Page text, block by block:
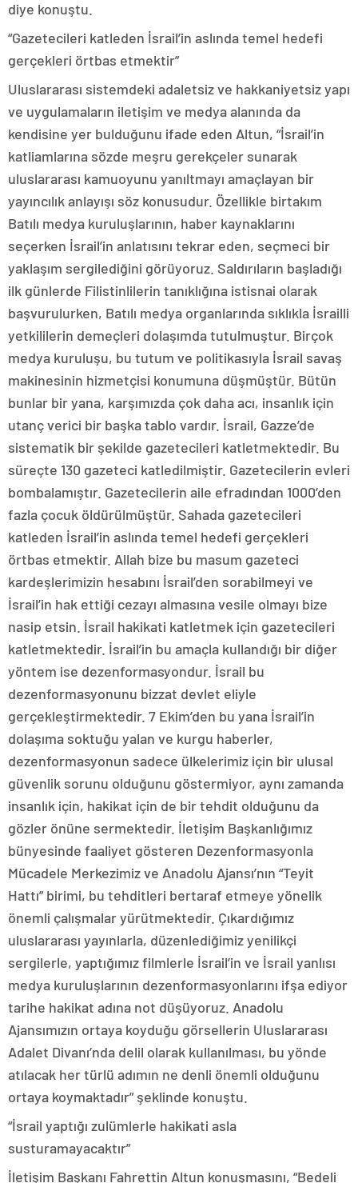
diye konuştu.
“Gazetecileri katleden İsrail’in aslında temel hedefi
gerçekleri örtbas etmektir”
Uluslararası sistemdeki adaletsiz ve hakkaniyetsiz yapı
ve uygulamaların iletişim ve medya alanında da
kendisine yer bulduğunu ifade eden Altun, “İsrail’in
katliamlarına sözde meşru gerekçeler sunarak
uluslararası kamuoyunu yanıltmayı amaçlayan bir
yayıncılık anlayışı söz konusudur. Özellikle birtakım
Batılı medya kuruluşlarının, haber kaynaklarını
seçerken İsrail’in anlatısını tekrar eden, seçmeci bir
yaklaşım sergilediğini görüyoruz. Saldırıların başladığı
ilk günlerde Filistinlilerin tanıklığına istisnai olarak
başvurulurken, Batılı medya organlarında sıklıkla İsrailli
yetkililerin demeçleri dolaşımda tutulmuştur. Birçok
medya kuruluşu, bu tutum ve politikasıyla İsrail savaş
makinesinin hizmetçisi konumuna düşmüştür. Bütün
bunlar bir yana, karşımızda çok daha acı, insanlık için
utanç verici bir başka tablo vardır. İsrail, Gazze’de
sistematik bir şekilde gazetecileri katletmektedir. Bu
süreçte 130 gazeteci katledilmiştir. Gazetecilerin evleri
bombalamıştır. Gazetecilerin aile efradından 1000’den
fazla çocuk öldürülmüştür. Sahada gazetecileri
katleden İsrail’in aslında temel hedefi gerçekleri
örtbas etmektir. Allah bize bu masum gazeteci
kardeşlerimizin hesabını İsrail’den sorabilmeyi ve
İsrail’in hak ettiği cezayı almasına vesile olmayı bize
nasip etsin. İsrail hakikati katletmek için gazetecileri
katletmektedir. İsrail’in bu amaçla kullandığı bir diğer
yöntem ise dezenformasyondur. İsrail bu
dezenformasyonunu bizzat devlet eliyle
gerçekleştirmektedir. 7 Ekim’den bu yana İsrail’in
dolaşıma soktuğu yalan ve kurgu haberler,
dezenformasyonun sadece ülkelerimiz için bir ulusal
güvenlik sorunu olduğunu göstermiyor, aynı zamanda
insanlık için, hakikat için de bir tehdit olduğunu da
gözler önüne sermektedir. İletişim Başkanlığımız
bünyesinde faaliyet gösteren Dezenformasyonla
Mücadele Merkezimiz ve Anadolu Ajansı’nın “Teyit
Hattı” birimi, bu tehditleri bertaraf etmeye yönelik
önemli çalışmalar yürütmektedir. Çıkardığımız
uluslararası yayınlarla, düzenlediğimiz yenilikçi
sergilerle, yaptığımız filmlerle İsrail’in ve İsrail yanlısı
medya kuruluşlarının dezenformasyonlarını ifşa ediyor
tarihe hakikat adına not düşüyoruz. Anadolu
Ajansımızın ortaya koyduğu görsellerin Uluslararası
Adalet Divanı’nda delil olarak kullanılması, bu yönde
atılacak her türlü adımın ne denli önemli olduğunu
ortaya koymaktadır” şeklinde konuştu.
“İsrail yaptığı zulümlerle hakikati asla
susturamayacaktır”
İletişim Başkanı Fahrettin Altun konuşmasını, “Bedeli